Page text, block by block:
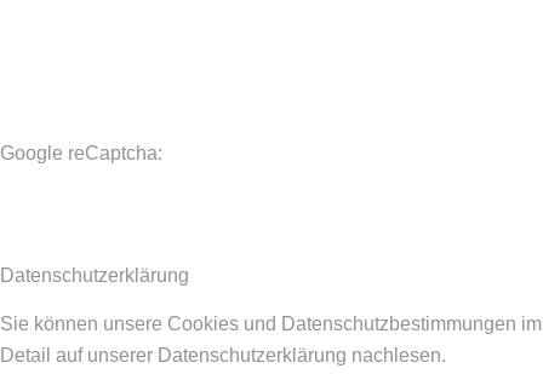
Google reCaptcha:
Datenschutzerklärung
Sie können unsere Cookies und Datenschutzbestimmungen im
Detail auf unserer Datenschutzerklärung nachlesen.